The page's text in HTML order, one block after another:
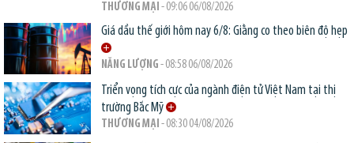
THƯƠNG MẠI - 09:06 06/08/2026
Giá dầu thế giới hôm nay 6/8: Giằng co theo biên độ hẹp
NĂNG LƯỢNG - 08:58 06/08/2026
Triển vọng tích cực của ngành điện tử Việt Nam tại thị
trường Bắc Mỹ
THƯƠNG MẠI - 08:30 04/08/2026